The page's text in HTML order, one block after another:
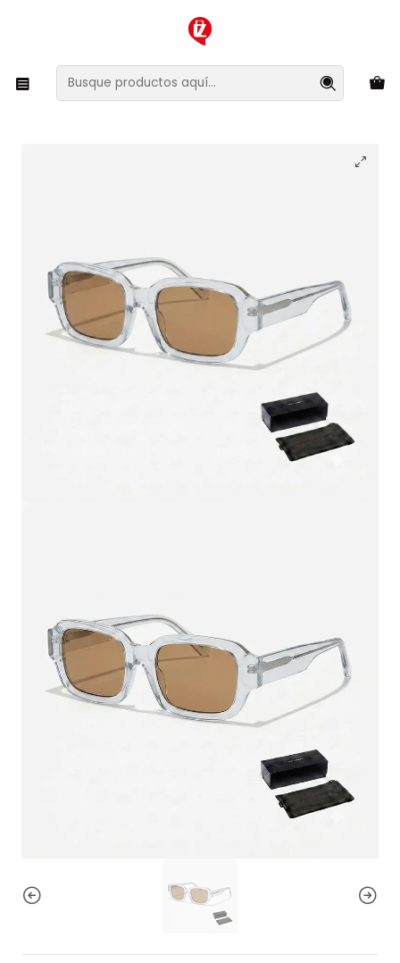
XMAS SALE ¡Compra antes de que la oferta termine!
Lentes y Accesorios Lentes de Sol
Lentes de Sol Hawkers Azure Grey Hazelnut
HAZU26BWT0 - Talla 52mm